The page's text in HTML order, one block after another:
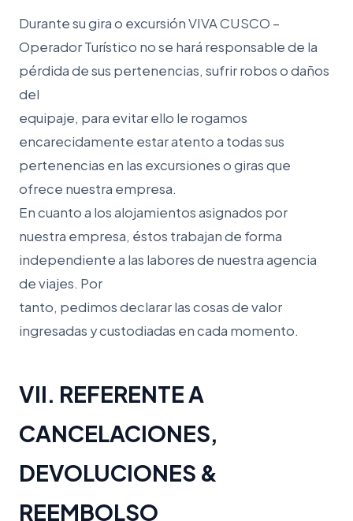
Durante su gira o excursión VIVA CUSCO –
Operador Turístico no se hará responsable de la
pérdida de sus pertenencias, sufrir robos o daños
del
equipaje, para evitar ello le rogamos
encarecidamente estar atento a todas sus
pertenencias en las excursiones o giras que
ofrece nuestra empresa.
En cuanto a los alojamientos asignados por
nuestra empresa, éstos trabajan de forma
independiente a las labores de nuestra agencia
de viajes. Por
tanto, pedimos declarar las cosas de valor
ingresadas y custodiadas en cada momento.
VII. REFERENTE A
CANCELACIONES,
DEVOLUCIONES &
REEMBOLSO